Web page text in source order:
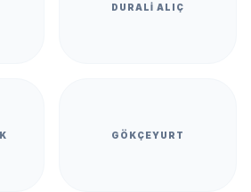
DURALI ALIÇ
GÖKÇEYURT